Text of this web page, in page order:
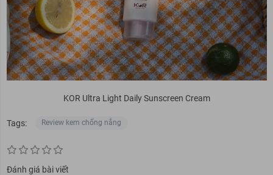
KOR Ultra Light Daily Sunscreen Cream
Tags: Review kem chống nắng
Đánh giá bài viết